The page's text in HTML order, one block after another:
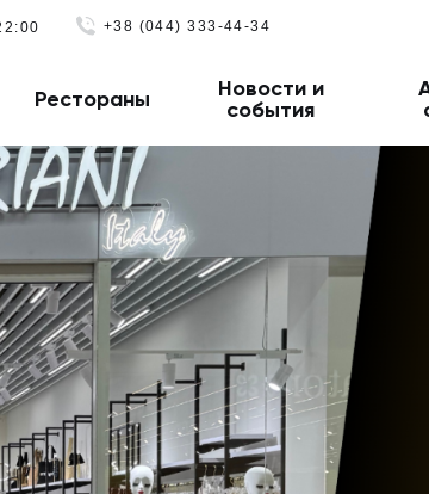
+38 (044) 333-44-34
Рестораны
Новости и
события